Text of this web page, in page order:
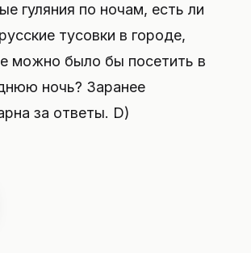
гуляния по ночам, есть ли
тусовки в городе,
можно было бы посетить в
ночь? Заранее
за ответы. D)